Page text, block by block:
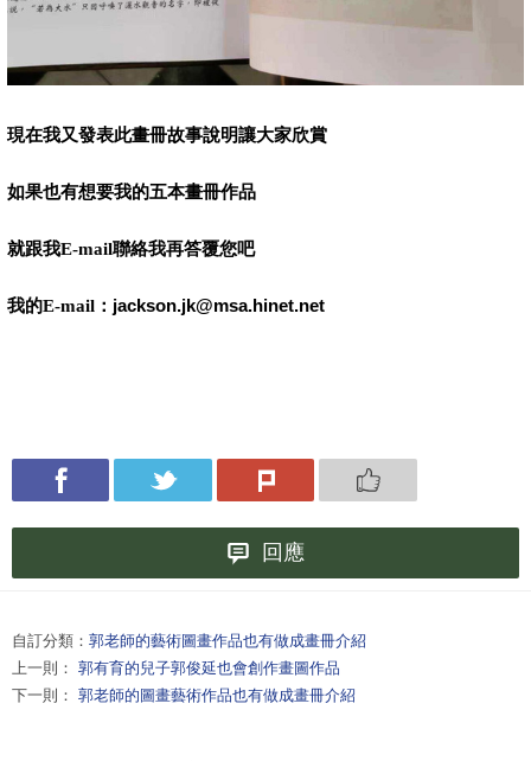
現在我又發表此畫冊故事說明讓大家欣賞
如果也有想要我的五本畫冊作品
就跟我E-mail聯絡我再答覆您吧
我的E-mail ：jackson.jk@msa.hinet.net
回應
自訂分類： 郭老師的藝術圖畫作品也有做成畫冊介紹
上一則： 郭有育的兒子郭俊延也會創作畫圖作品
下一則： 郭老師的圖畫藝術作品也有做成畫冊介紹